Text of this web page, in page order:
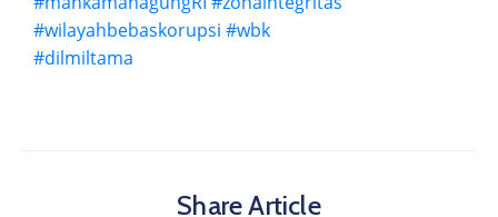
#wilayahbebaskorupsi #wbk
#dilmiltama
Share Article